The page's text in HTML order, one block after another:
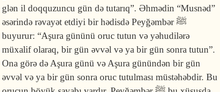
glən il doqquzuncu gün də tutarıq”. Əhmədin “Musnəd”
əsərində rəvayət etdiyi bir hədisdə Peyğəmbər ﷺ
buyurur: “Aşura gününü oruc tutun və yəhudilərə
müxalif olaraq, bir gün əvvəl və ya bir gün sonra tutun”.
Ona görə də Aşura günü və Aşura günündən bir gün
əvvəl və ya bir gün sonra oruc tutulması müstəhəbdir. Bu